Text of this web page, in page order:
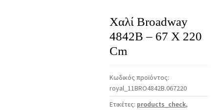
Χαλί Broadway
4842B – 67 X 220
Cm
Κωδικός προϊόντος:
royal_11BRO4842B.067220
Ετικέτες: products_check,